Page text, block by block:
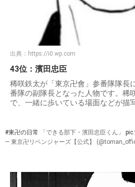
出典： https://i0.wp.com
43位：濱田忠臣
稀咲鉄太が「東京卍會」参番隊隊長
番隊の副隊長となった人物です。稀
で、一緒に歩いている場面などが描
#東卍の日常 「できる部下・濱田忠臣くん」
— 東京卍リベンジャーズ【公式】